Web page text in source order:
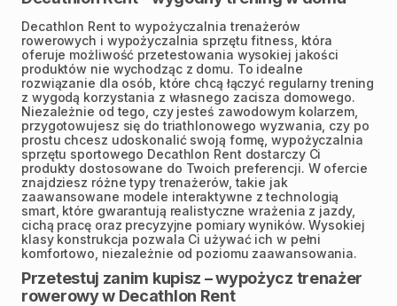
Decathlon Rent to wypożyczalnia trenażerów
rowerowych i wypożyczalnia sprzętu fitness, która
oferuje możliwość przetestowania wysokiej jakości
produktów nie wychodząc z domu. To idealne
rozwiązanie dla osób, które chcą łączyć regularny trening
z wygodą korzystania z własnego zacisza domowego.
Niezależnie od tego, czy jesteś zawodowym kolarzem,
przygotowujesz się do triathlonowego wyzwania, czy po
prostu chcesz udoskonalić swoją formę, wypożyczalnia
sprzętu sportowego Decathlon Rent dostarczy Ci
produkty dostosowane do Twoich preferencji. W ofercie
znajdziesz różne typy trenażerów, takie jak
zaawansowane modele interaktywne z technologią
smart, które gwarantują realistyczne wrażenia z jazdy,
cichą pracę oraz precyzyjne pomiary wyników. Wysokiej
klasy konstrukcja pozwala Ci używać ich w pełni
komfortowo, niezależnie od poziomu zaawansowania.
Przetestuj zanim kupisz – wypożycz trenażer
rowerowy w Decathlon Rent